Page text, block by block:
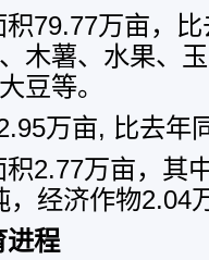
79.77万亩，
木薯、水果、
豆等。
万亩, 比去年
2.77万亩，其
，经济作物2.04
进程